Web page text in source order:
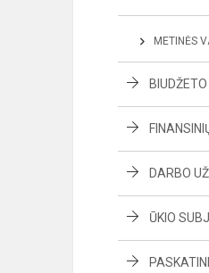
METINĖS
DARBO
ŪKIO